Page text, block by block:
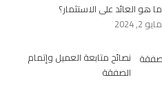
ما هو العائد على الاستثمار؟
مايو 2, 2024
نصائح متابعة العميل وإتمام
الصفقة